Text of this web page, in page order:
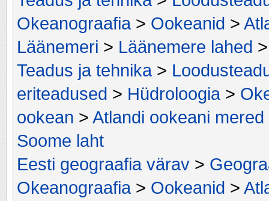
Okeanograafia> Ookeanid >
Läänemeri > Läänemere lahed
Teadus ja tehnika>
eriteadused > Hüdroloogia>
ookean > Atlandi ookeani mered
Soome laht
Eesti geograafia värav >
Okeanograafia> Ookeanid >